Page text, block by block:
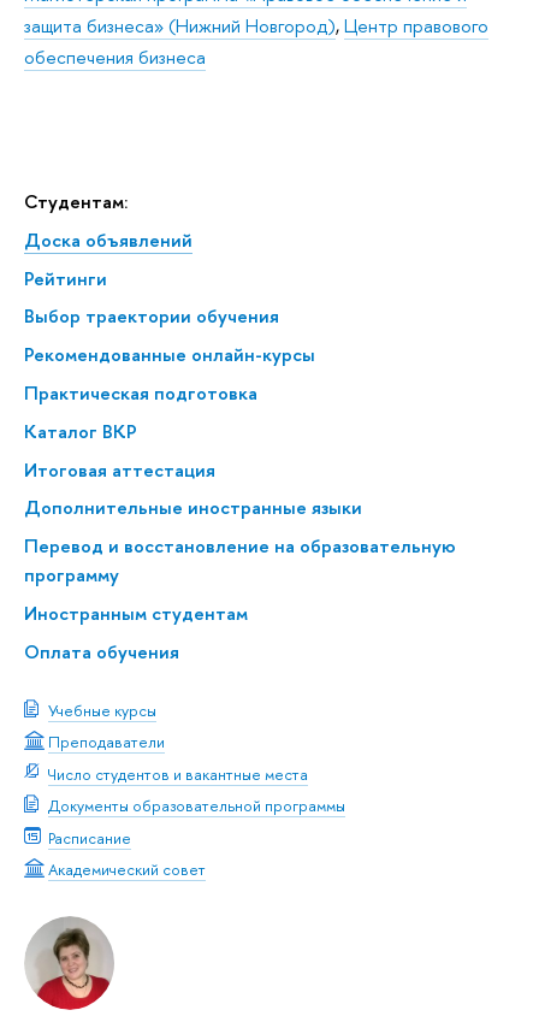
Студентам:
Доска объявлений
Рейтинги
Выбор траектории обучения
Рекомендованные онлайн-курсы
Практическая подготовка
Каталог ВКР
Итоговая аттестация
Дополнительные иностранные языки
Перевод и восстановление на образовательную
программу
Иностранным студентам
Оплата обучения
Учебные курсы
Преподаватели
Число студентов и вакантные места
Документы образовательной программы
Расписание
Академический совет
защита бизнеса» (Нижний Новгород),Центр правового
обеспечения бизнеса